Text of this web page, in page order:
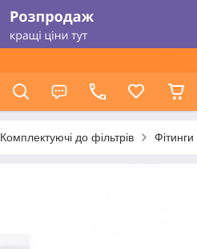
Комплектуючі до фільтрів Фітинги